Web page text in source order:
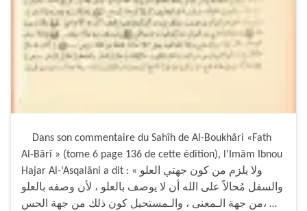
Dans son commentaire du Sahîh de Al-Boukhâri «Fath
Al-Bârî » (tome 6 page 136 de cette édition), l’Imâm Ibnou
Hajar Al-‘Asqalâni a dit : « ولا يلزم من كون جهتي العلو
والسفل مُحالاً على الله أن لا يوصف بالعلو ، لأن وصفه بالعلو
من جهة الـمعنى ، والـمستحيل كون ذلك من جهة الحس، …